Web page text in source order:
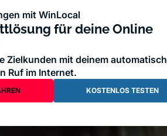
mit WinLocal
für deine Online
Zielkunden mit deinem automatisch
Ruf im Internet.
KOSTENLOS TESTEN